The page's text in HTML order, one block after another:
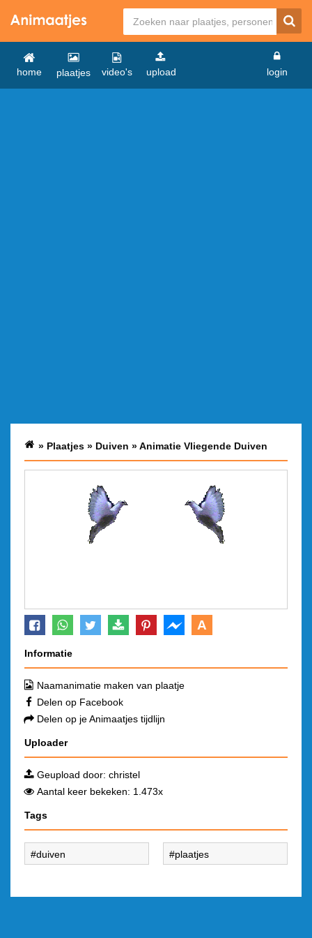
home plaatjes video's upload login
» Plaatjes » Duiven »Animatie Vliegende Duiven
A
Informatie
Naamanimatie maken van plaatje
Delen op Facebook
Delen op je Animaatjes tijdlijn
Uploader
Geupload door: christel
Aantal keer bekeken: 1.473x
Tags
duiven plaatjes